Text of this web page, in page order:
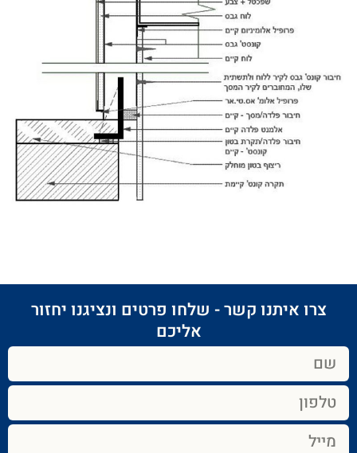
צרו איתנו קשר - שלחו פרטים ונציגנו יחזור
אליכם​